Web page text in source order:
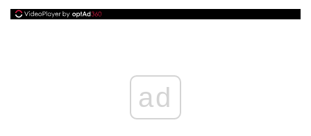
ad